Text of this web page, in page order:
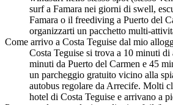
surf a Famara nei giorni di swell,
Famara o il freediving a Puerto del
organizzarti un pacchetto multi-
Come arrivo a Costa Teguise dal mio
Costa Teguise si trova a 10 minuti
minuti da Puerto del Carmen e 45
un parcheggio gratuito vicino alla
autobus regolare da Arrecife. Molti
hotel di Costa Teguise e arrivano a